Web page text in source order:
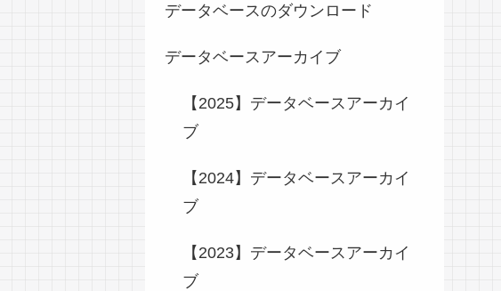
データベースのダウンロード
データベースアーカイブ
【2025】データベースアーカイ
ブ
【2024】データベースアーカイ
ブ
【2023】データベースアーカイ
ブ